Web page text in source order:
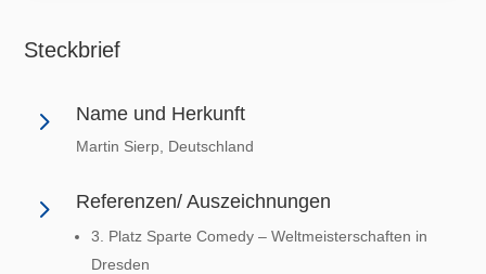
Steckbrief
5 Name und Herkunft
Martin Sierp, Deutschland
5 Referenzen/ Auszeichnungen
3. Platz Sparte Comedy – Weltmeisterschaften in
Dresden